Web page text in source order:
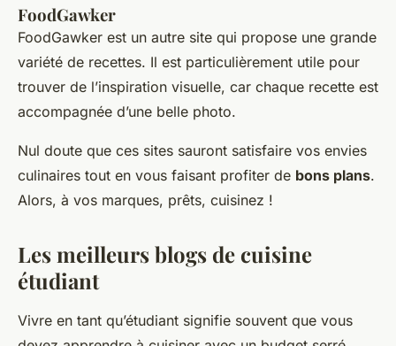
FoodGawker
FoodGawker est un autre site qui propose une grande
variété de recettes. Il est particulièrement utile pour
trouver de l’inspiration visuelle, car chaque recette est
accompagnée d’une belle photo.
Nul doute que ces sites sauront satisfaire vos envies
culinaires tout en vous faisant profiter de bons plans.
Alors, à vos marques, prêts, cuisinez !
Les meilleurs blogs de cuisine
étudiant
Vivre en tant qu’étudiant signifie souvent que vous